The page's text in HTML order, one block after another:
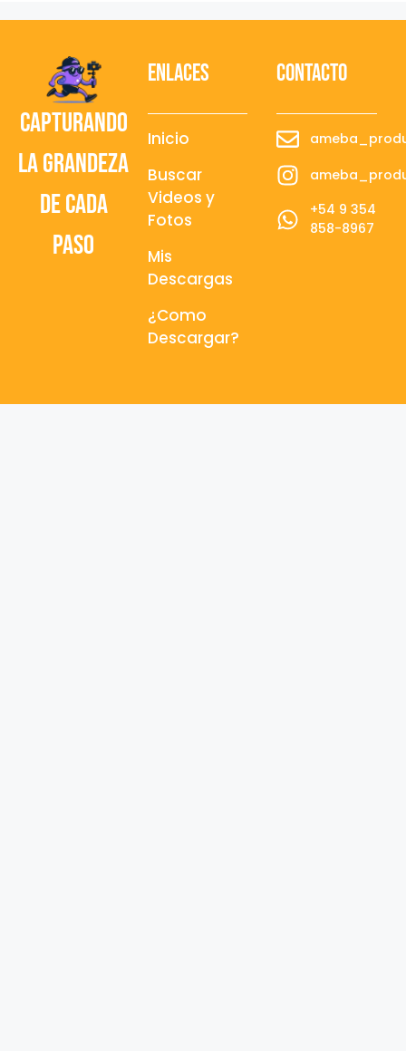
Capturando
la grandeza
de cada
paso
Enlaces
Inicio
Buscar
Videos y
Fotos
Mis
Descargas
¿Como
Descargar?
contacto
+54 9 354
858-8967